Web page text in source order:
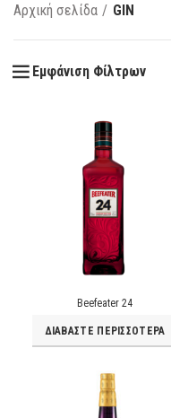
Αρχική σελίδα GIN
Εμφάνιση Φίλτρων
Beefeater 24
ΔΙΑΒΆΣΤΕ ΠΕΡΙΣΣΌΤΕΡΑ